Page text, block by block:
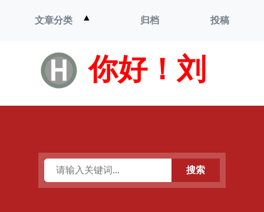
你好！刘
文章分类 ▲
单
归档 投稿
搜索